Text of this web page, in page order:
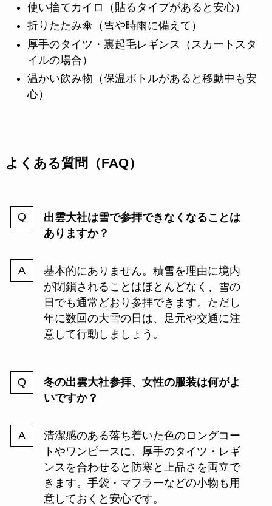
使い捨てカイロ（貼るタイプがあると安心）
折りたたみ傘（雪や時雨に備えて）
厚手のタイツ・裏起毛レギンス（スカートスタ
イルの場合）
温かい飲み物（保温ボトルがあると移動中も安
心）
よくある質問（FAQ）
出雲大社は雪で参拝できなくなることは
ありますか？
基本的にありません。積雪を理由に境内
が閉鎖されることはほとんどなく、雪の
日でも通常どおり参拝できます。ただし
年に数回の大雪の日は、足元や交通に注
意して行動しましょう。
冬の出雲大社参拝、女性の服装は何がよ
いですか？
清潔感のある落ち着いた色のロングコー
トやワンピースに、厚手のタイツ・レギ
ンスを合わせると防寒と上品さを両立で
きます。手袋・マフラーなどの小物も用
意しておくと安心です。